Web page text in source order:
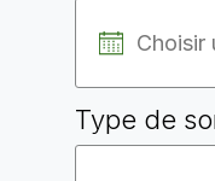
Type de